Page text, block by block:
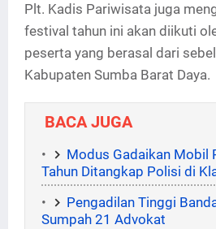
Plt. Kadis Pariwisata juga
festival tahun ini akan diikuti
peserta yang berasal dari
Kabupaten Sumba Barat Daya.
BACA JUGA
Modus Gadaikan Mobil
Tahun Ditangkap Polisi di
Pengadilan Tinggi
Sumpah 21 Advokat